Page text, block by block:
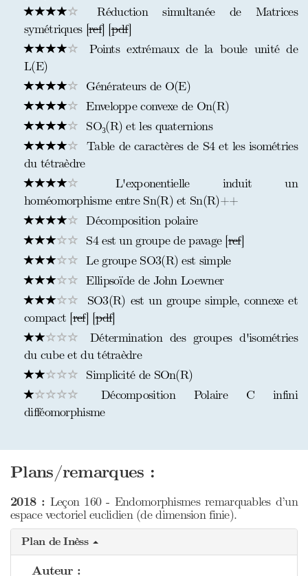
Réduction simultanée de Matrices
symétriques [ref] [pdf]
Points extrémaux de la boule unité de
L(E)
Générateurs de O(E)
Enveloppe convexe de On(R)
SO₃(R) et les quaternions
Table de caractères de S4 et les isométries
du tétraèdre
L'exponentielle induit un
homéomorphisme entre Sn(R) et Sn(R)++
Décomposition polaire
S4 est un groupe de pavage [ref]
Le groupe SO3(R) est simple
Ellipsoïde de John Loewner
SO3(R) est un groupe simple, connexe et
compact [ref] [pdf]
Détermination des groupes d'isométries
du cube et du tétraèdre
Simplicité de SOn(R)
Décomposition Polaire C infini
difféomorphisme
Plans/remarques :
2018 : Leçon 160 - Endomorphismes remarquables d’un
espace vectoriel euclidien (de dimension finie).
Plan de Inèss
Auteur :